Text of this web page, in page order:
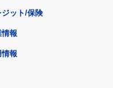
ジット/保険
報
報